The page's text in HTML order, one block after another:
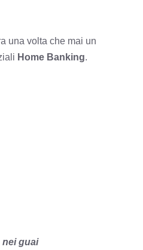
una volta che mai un
Home Banking.
nei guai